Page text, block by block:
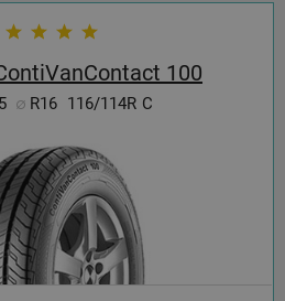
100
R16 116/114R C